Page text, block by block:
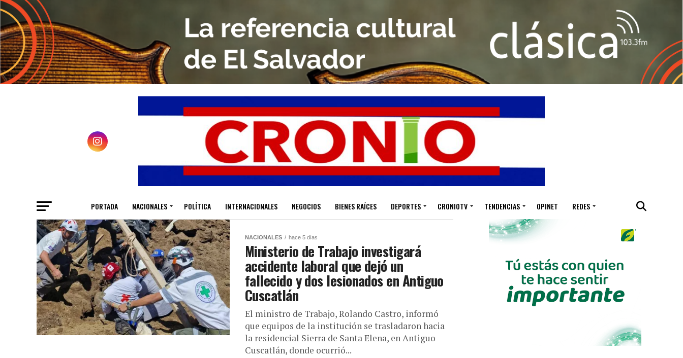
PORTADA NACIONALES POLÍTICA INTERNACIONALES NEGOCIOS BIENES RAÍCES DEPORTES CRONIOTV TENDENCIAS OPINET REDES
NACIONALES hace 5 días
Ministerio de Trabajo investigará
accidente laboral que dejó un
fallecido y dos lesionados en Antiguo
Cuscatlán
El ministro de Trabajo, Rolando Castro, informó
que equipos de la institución se trasladaron hacia
la residencial Sierra de Santa Elena, en Antiguo
Cuscatlán, donde ocurrió...